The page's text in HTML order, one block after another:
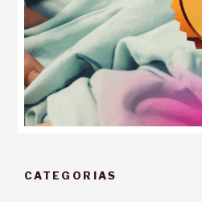
CATEGORIAS